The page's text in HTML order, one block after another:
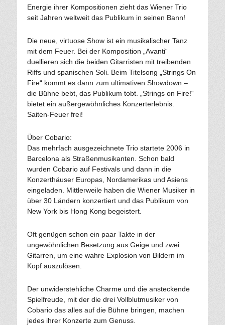
Energie ihrer Kompositionen zieht das Wiener Trio
seit Jahren weltweit das Publikum in seinen Bann!
Die neue, virtuose Show ist ein musikalischer Tanz
mit dem Feuer. Bei der Komposition „Avanti“
duellieren sich die beiden Gitarristen mit treibenden
Riffs und spanischen Soli. Beim Titelsong „Strings On
Fire“ kommt es dann zum ultimativen Showdown –
die Bühne bebt, das Publikum tobt. „Strings on Fire!“
bietet ein außergewöhnliches Konzerterlebnis.
Saiten-Feuer frei!
Über Cobario:
Das mehrfach ausgezeichnete Trio startete 2006 in
Barcelona als Straßenmusikanten. Schon bald
wurden Cobario auf Festivals und dann in die
Konzerthäuser Europas, Nordamerikas und Asiens
eingeladen. Mittlerweile haben die Wiener Musiker in
über 30 Ländern konzertiert und das Publikum von
New York bis Hong Kong begeistert.
Oft genügen schon ein paar Takte in der
ungewöhnlichen Besetzung aus Geige und zwei
Gitarren, um eine wahre Explosion von Bildern im
Kopf auszulösen.
Der unwiderstehliche Charme und die ansteckende
Spielfreude, mit der die drei Vollblutmusiker von
Cobario das alles auf die Bühne bringen, machen
jedes ihrer Konzerte zum Genuss.